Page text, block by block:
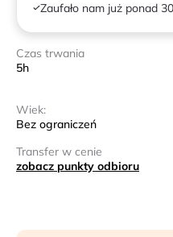
Zaufało nam już ponad
Czas trwania
5h
Wiek:
Bez ograniczeń
Transfer w cenie
zobacz punkty odbioru